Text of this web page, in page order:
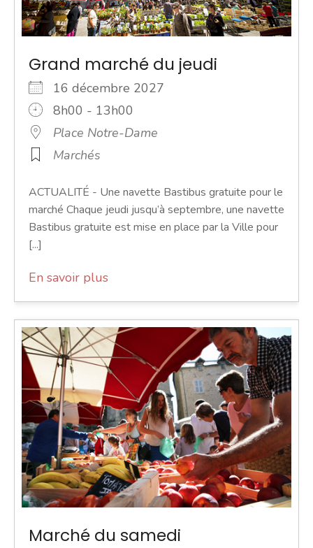
Grand marché du jeudi
16 décembre 2027
8h00 - 13h00
Place Notre-Dame
Marchés
ACTUALITÉ - Une navette Bastibus gratuite pour le
marché Chaque jeudi jusqu’à septembre, une navette
Bastibus gratuite est mise en place par la Ville pour
[...]
En savoir plus
Marché du samedi